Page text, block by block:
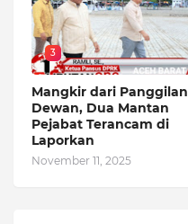
3
Mangkir dari Panggilan
Dewan, Dua Mantan
Pejabat Terancam di
Laporkan
November 11, 2025